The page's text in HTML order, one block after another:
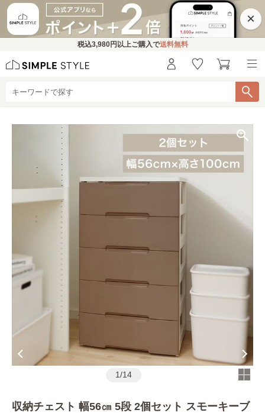
×
税込3,980円 以上ご購入で送料無料
1/14
収納チェスト 幅56㎝ 5段 2個セット スモーキーブ